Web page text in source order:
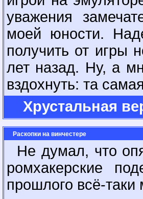
уважения
моей юности.
получить от игры
лет назад. Ну, а
вздохнуть: та
Хрустальная
Раскопки на винчестере
Не думал, что
ромхакерские
прошлого всё-